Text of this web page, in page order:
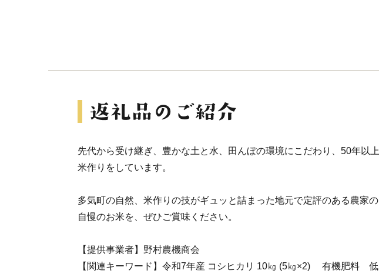
先代から受け継ぎ、豊かな土と水、田んぼの環境にこだわり、50年以上
米作りをしています。
多気町の自然、米作りの技がギュッと詰まった地元で定評のある農家の
自慢のお米を、ぜひご賞味ください。
【提供事業者】野村農機商会
【関連キーワード】令和7年産 コシヒカリ 10㎏ (5㎏×2) 有機肥料 低